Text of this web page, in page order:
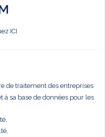
ICI
de traitement des entreprises
sa base de données pour les